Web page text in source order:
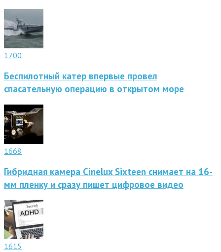
1700
Беспилотный катер впервые провел
спасательную операцию в открытом море
1668
Гибридная камера Cinelux Sixteen снимает на 16-
мм пленку и сразу пишет цифровое видео
1615